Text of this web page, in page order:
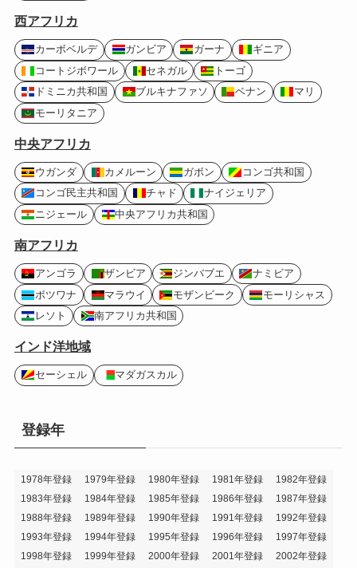
西アフリカ
カーボベルデ ガンビア ガーナ
ギニア
コートジボワール
セネガル
トーゴ
ドミニカ共和国
ブルキナファソ ベナン
マリ
モーリタニア
中央アフリカ
ウガンダ カメルーン ガボン
コンゴ共和国
コンゴ民主共和国
チャド
ナイジェリア
ニジェール
中央アフリカ共和国
南アフリカ
アンゴラ ザンビア ジンバブエ
ナミビア
ボツワナ
マラウイ モザンビーク
モーリシャス
レソト
南アフリカ共和国
インド洋地域
セーシェル マダガスカル
登録年
1978年登録 1979年登録 1980年登録 1981年登録
1982年登録
1983年登録
1984年登録 1985年登録 1986年登録
1987年登録
1988年登録
1989年登録 1990年登録 1991年登録
1992年登録
1993年登録
1994年登録 1995年登録 1996年登録
1997年登録
1998年登録
1999年登録 2000年登録 2001年登録 2002年登録